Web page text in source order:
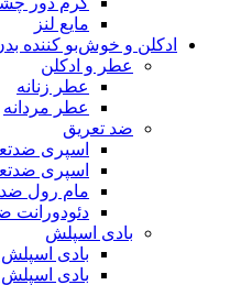
مایع لنز
ادکلن و خوش‌بو کننده
عطر و ادکلن
عطر زنانه
عطر مردانه
ضد تعریق
اسپری
اسپری
مام رول ضد
دئودورانت
بادی اسپلش
بادی اسپلش
بادی اسپلش